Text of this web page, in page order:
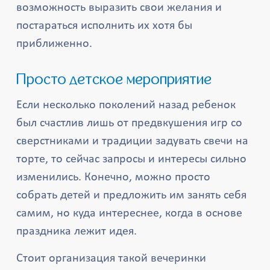
возможность выразить свои желания и
постараться исполнить их хотя бы
приближенно.
Просто детское мероприятие
Если несколько поколений назад ребенок
был счастлив лишь от предвкушения игр со
сверстниками и традиции задувать свечи на
торте, то сейчас запросы и интересы сильно
изменились. Конечно, можно просто
собрать детей и предложить им занять себя
самим, но куда интереснее, когда в основе
праздника лежит идея.
Стоит организация такой вечеринки